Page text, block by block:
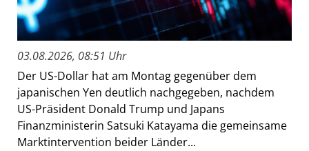
03.08.2026, 08:51 Uhr
Der US-Dollar hat am Montag gegenüber dem
japanischen Yen deutlich nachgegeben, nachdem
US-Präsident Donald Trump und Japans
Finanzministerin Satsuki Katayama die gemeinsame
Marktintervention beider Länder...